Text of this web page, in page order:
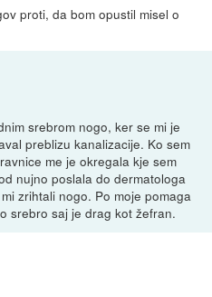
proti, da bom opustil misel o
srebrom nogo, ker se mi je
preblizu kanalizacije. Ko sem
me je okregala kje sem
nujno poslala do dermatologa
zrihtali nogo. Po moje pomaga
srebro saj je drag kot žefran.